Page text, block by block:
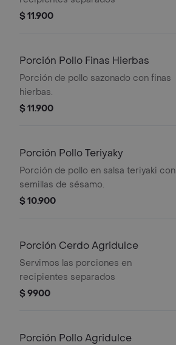
$ 11.900
Porción Pollo Finas Hierbas
Porción de pollo sazonado con finas
hierbas.
$ 11.900
Porción Pollo Teriyaky
Porción de pollo en salsa teriyaki con
semillas de sésamo.
$ 10.900
Porción Cerdo Agridulce
Servimos las porciones en
recipientes separados
$ 9900
Porción Pollo Agridulce